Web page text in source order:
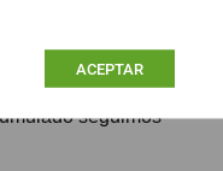
ACEPTAR
a múltiples
dificultad es que
seguimos